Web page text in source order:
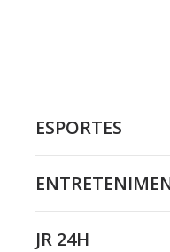
ESPORTES
JR 24H